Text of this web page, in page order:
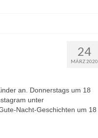
24
MÄRZ 2020
an. Donnerstags um 18
unter
Nacht-Geschichten um 18